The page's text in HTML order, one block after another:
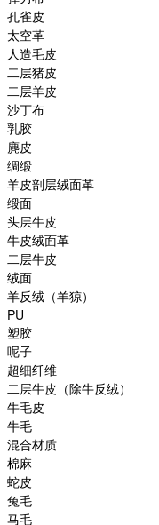
孔雀皮
太空革
人造毛皮
二层猪皮
二层羊皮
沙丁布
乳胶
麂皮
绸缎
羊皮剖层绒面革
缎面
头层牛皮
牛皮绒面革
二层牛皮
绒面
羊反绒（羊猄）
PU
塑胶
呢子
超细纤维
二层牛皮（除牛反绒）
牛毛皮
牛毛
混合材质
棉麻
蛇皮
兔毛
马毛